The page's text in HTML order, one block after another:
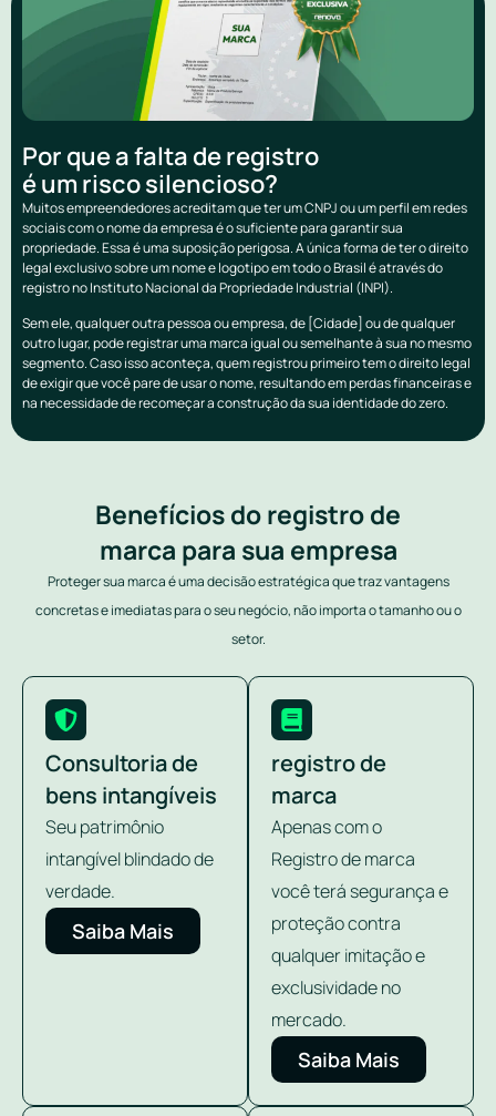
Por que a falta de registro
é um risco silencioso?
Muitos empreendedores acreditam que ter um CNPJ ou um perfil em redes
sociais com o nome da empresa é o suficiente para garantir sua
propriedade. Essa é uma suposição perigosa. A única forma de ter o direito
legal exclusivo sobre um nome e logotipo em todo o Brasil é através do
registro no Instituto Nacional da Propriedade Industrial (INPI).
Sem ele, qualquer outra pessoa ou empresa, de [Cidade] ou de qualquer
outro lugar, pode registrar uma marca igual ou semelhante à sua no mesmo
segmento. Caso isso aconteça, quem registrou primeiro tem o direito legal
de exigir que você pare de usar o nome, resultando em perdas financeiras e
na necessidade de recomeçar a construção da sua identidade do zero.
Benefícios do registro de
marca para sua empresa
Proteger sua marca é uma decisão estratégica que traz vantagens
concretas e imediatas para o seu negócio, não importa o tamanho ou o
setor.
Consultoria de
bens intangíveis
Seu patrimônio
intangível blindado de
verdade.
Saiba Mais
registro de
marca
Apenas com o
Registro de marca
você terá segurança e
proteção contra
qualquer imitação e
exclusividade no
mercado.
Saiba Mais